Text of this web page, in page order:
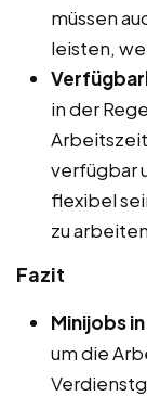
müssen
leisten,
in der
verfügbar
flexibel
zu
Fazit
Minijobs
um die